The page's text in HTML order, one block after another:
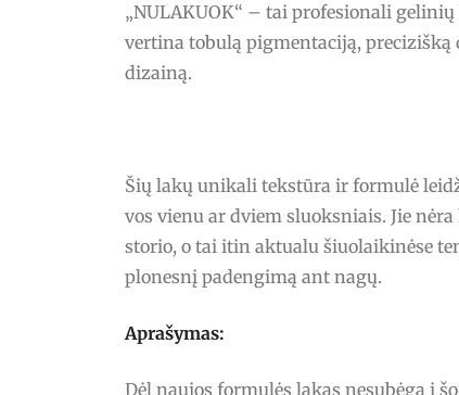
„NULAKUOK“ – tai profesionali
vertina tobulą pigmentaciją,
dizainą.
Šių lakų unikali tekstūra ir formulė
vos vienu ar dviem sluoksniais. Jie
storio, o tai itin aktualu šiuolaikinėse
plonesnį padengimą ant nagų.
Aprašymas:
Dėl naujos formulės lakas nesubėga į